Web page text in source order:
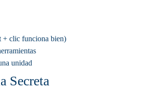
+ clic funciona bien)
unidad
Secreta